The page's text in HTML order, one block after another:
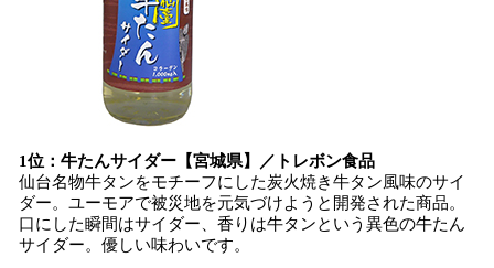
1位：牛たんサイダー【宮城県】／トレボン食品
仙台名物牛タンをモチーフにした炭火焼き牛タン風味のサイ
ダー。ユーモアで被災地を元気づけようと開発された商品。
口にした瞬間はサイダー、香りは牛タンという異色の牛たん
サイダー。優しい味わいです。